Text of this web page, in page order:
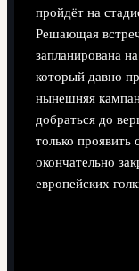
пройдёт на
Решающая
запланирована
который давно
нынешняя
добраться до
только
окончательно
европейских